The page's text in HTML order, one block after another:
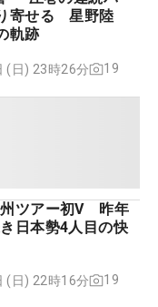
寄せる 星野陸
軌跡
(日) 23時26分
19
ツアー初V 昨年
日本勢4人目の快
(日) 22時16分
19